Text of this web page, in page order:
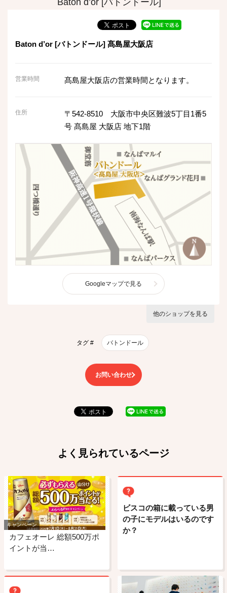
Baton d’or [バトンドール]
Baton d’or [バトンドール] 髙島屋⼤阪店
営業時間 髙島屋大阪店の営業時間となります。
住所
〒542-8510 大阪市中央区難波5丁目1番5
号 髙島屋 大阪店 地下1階
Googleマップで見る
他のショップを見る
タグ # バトンドール
お問い合わせ
よく見られているページ
キャンペーン
カフェオーレ 総額500万ポ
イントが当…
ビスコの箱に載っている男
の子にモデルはいるのです
か？